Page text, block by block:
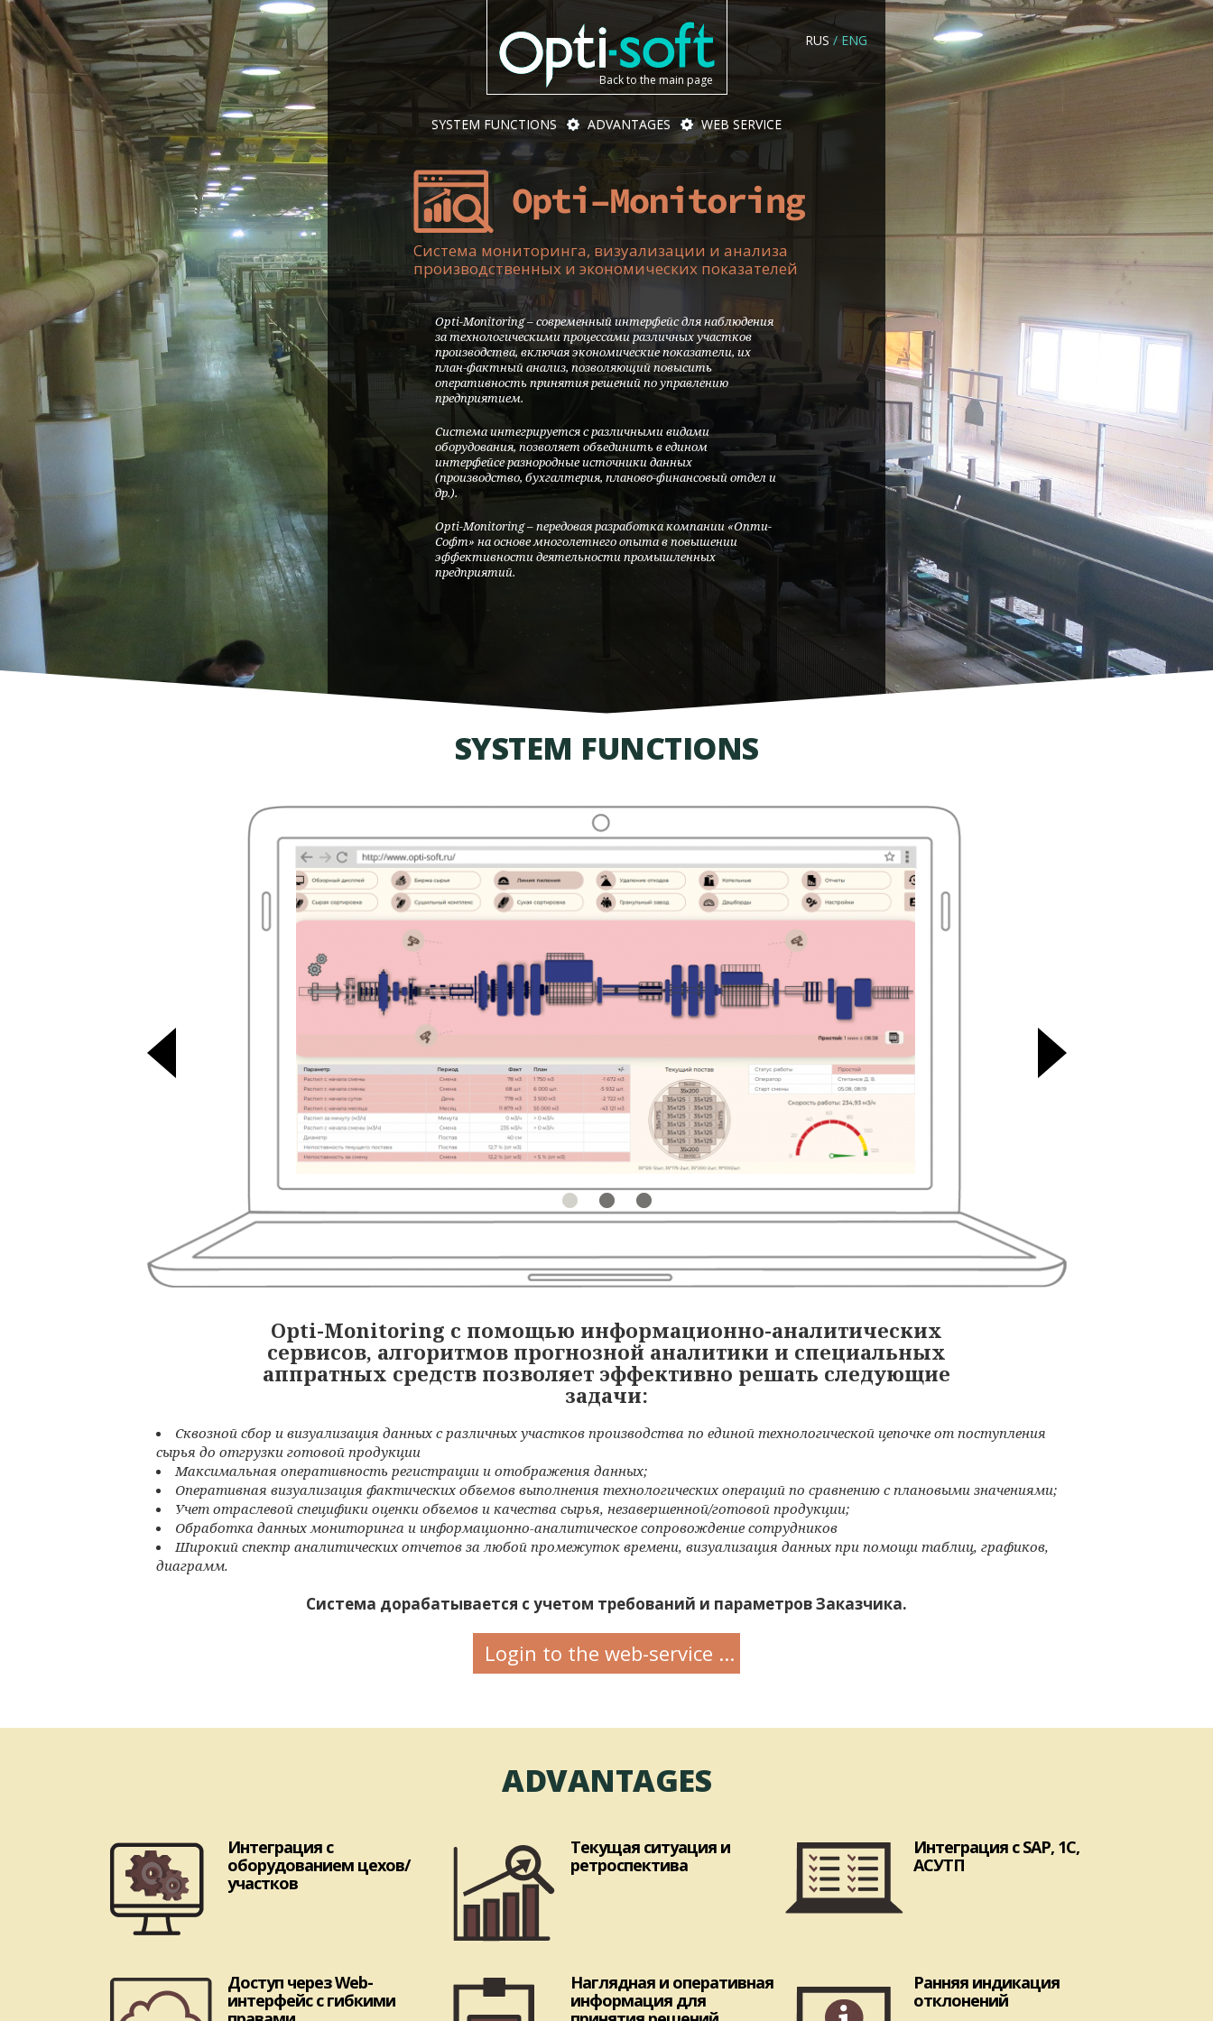
Back to the main page
RUS / ENG
SYSTEM FUNCTIONS ADVANTAGES WEB SERVICE
Система мониторинга, визуализации и анализа
производственных и экономических показателей
Opti-Monitoring – современный интерфейс для наблюдения
за технологическими процессами различных участков
производства, включая экономические показатели, их
план-фактный анализ, позволяющий повысить
оперативность принятия решений по управлению
предприятием.
Система интегрируется с различными видами
оборудования, позволяет объединить в едином
интерфейсе разнородные источники данных
(производство, бухгалтерия, планово-финансовый отдел и
др.).
Opti-Monitoring – передовая разработка компании «Опти-
Софт» на основе многолетнего опыта в повышении
эффективности деятельности промышленных
предприятий.
SYSTEM FUNCTIONS
Opti-Monitoring с помощью информационно-аналитических
сервисов, алгоритмов прогнозной аналитики и специальных
аппратных средств позволяет эффективно решать следующие
задачи:
Сквозной сбор и визуализация данных с различных участков производства по единой технологической цепочке от поступления
сырья до отгрузки готовой продукции
Максимальная оперативность регистрации и отображения данных;
Оперативная визуализация фактических объемов выполнения технологических операций по сравнению с плановыми значениями;
Учет отраслевой специфики оценки объемов и качества сырья, незавершенной/готовой продукции;
Обработка данных мониторинга и информационно-аналитическое сопровождение сотрудников
Широкий спектр аналитических отчетов за любой промежуток времени, визуализация данных при помощи таблиц, графиков,
диаграмм.
Система дорабатывается с учетом требований и параметров Заказчика.
Login to the web-service ...
ADVANTAGES
Интеграция с
оборудованием цехов/
участков
Текущая ситуация и
ретроспектива
Интеграция с SAP, 1С,
АСУТП
Доступ через Web-
интерфейс с гибкими
Наглядная и оперативная
информация для
Ранняя индикация
отклонений